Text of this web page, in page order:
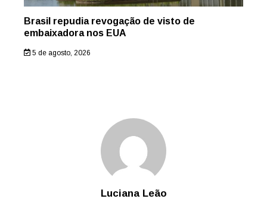
Brasil repudia revogação de visto de
embaixadora nos EUA
5 de agosto, 2026
Luciana Leão